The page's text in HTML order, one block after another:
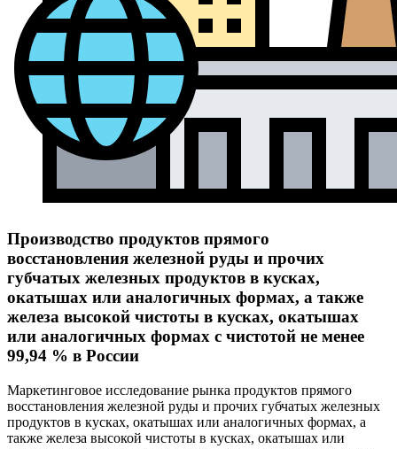
Производство продуктов прямого
восстановления железной руды и прочих
губчатых железных продуктов в кусках,
окатышах или аналогичных формах, а также
железа высокой чистоты в кусках, окатышах
или аналогичных формах с чистотой не менее
99,94 % в России
Маркетинговое исследование рынка продуктов прямого
восстановления железной руды и прочих губчатых железных
продуктов в кусках, окатышах или аналогичных формах, а
также железа высокой чистоты в кусках, окатышах или